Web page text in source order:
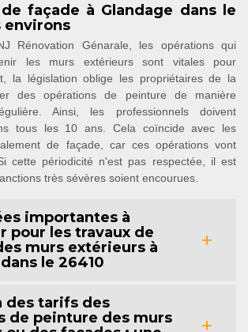
façade à Glandage dans le
environs
Rénovation Génarale, les opérations qui
les murs extérieurs sont vitales pour
la législation oblige les propriétaires de la
des opérations de peinture de manière
Ainsi, les professionnels doivent
tous les 10 ans. Cela coïncide avec les
de façade, car ces opérations vont
cette périodicité n'est pas respectée, il est
très sévères soient encourues.
importantes à
pour les travaux de
murs extérieurs à
le 26410
des tarifs des
de peinture des murs